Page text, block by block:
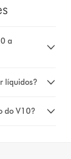
a
líquidos?
do V10?